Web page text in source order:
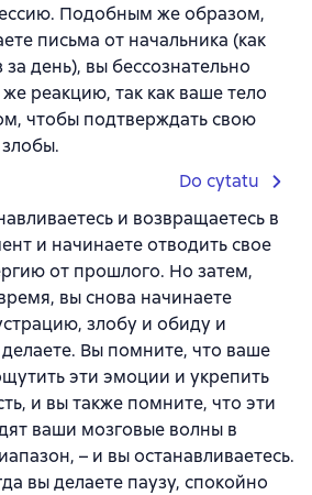
Подобным же образом,
письма от начальника (как
день), вы бессознательно
реакцию, так как ваше тело
чтобы подтверждать свою
Do cytatu
и возвращаетесь в
и начинаете отводить свое
от прошлого. Но затем,
вы снова начинаете
злобу и обиду и
Вы помните, что ваше
эти эмоции и укрепить
и вы также помните, что эти
ваши мозговые волны в
– и вы останавливаетесь.
вы делаете паузу, спокойно